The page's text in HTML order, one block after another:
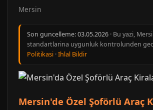
Mersin
Son guncelleme:03.05.2026 · Bu yazi,
standartlarina uygunluk kontrolunden
Politikasi ·Ihlal Bildir
Mersin'de Özel Şoförlü Araç